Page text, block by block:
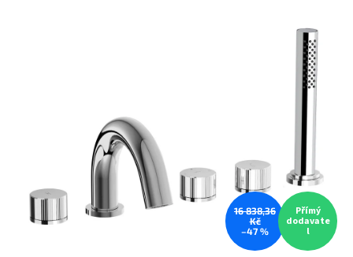
16 838,36
Kč
–47 %
Přímý
dodavate
l